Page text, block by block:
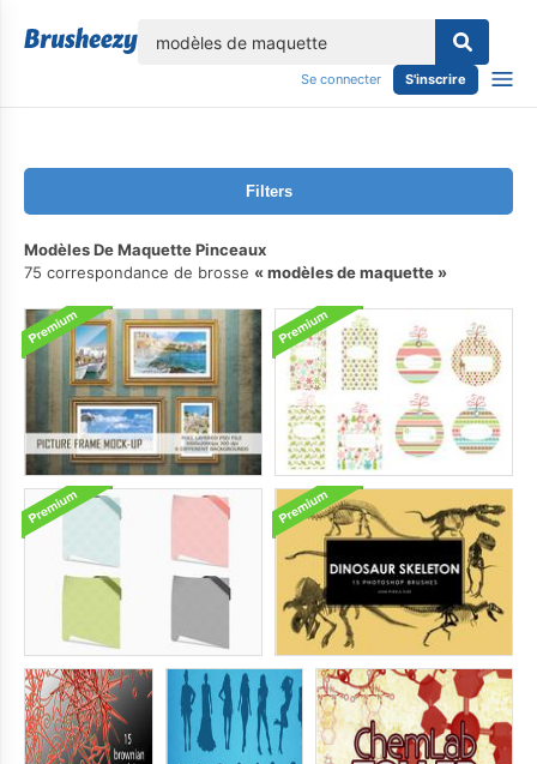
Se connecter S'inscrire
Filters
Modèles De Maquette Pinceaux
75 correspondance de brosse
modèles de maquette